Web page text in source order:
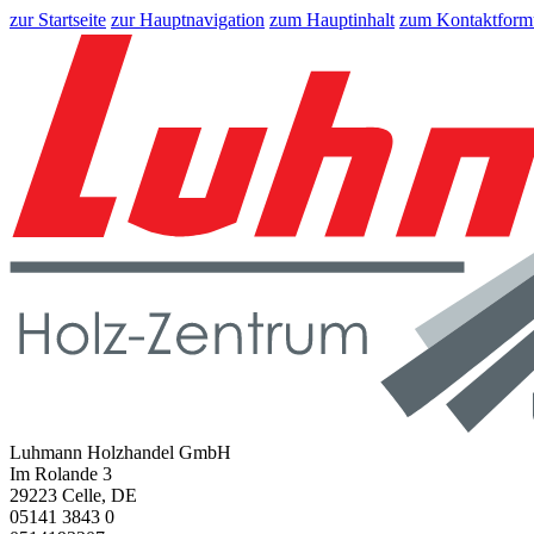
zur Startseite zur Hauptnavigation zum Hauptinhalt zum
Luhmann Holzhandel GmbH
Im Rolande 3
29223 Celle, DE
05141 3843 0